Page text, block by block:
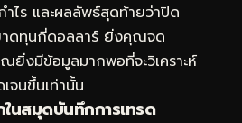
ไร และผลลัพธ์สุดท้ายว่าปิด
าดทุนกี่ดอลลาร์ ยิ่งคุณจด
ณยิ่งมีข้อมูลมากพอที่จะวิเคราะห์
จนขึ้นเท่านั้น
นสมุดบันทึกการเทรด